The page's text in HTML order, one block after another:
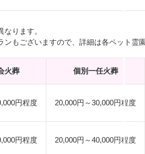
ります。
もございますので、詳細は各ペット霊
火葬 個別一任火葬
円程度 20,000円～30,000円程度
円程度 20,000円～40,000円程度